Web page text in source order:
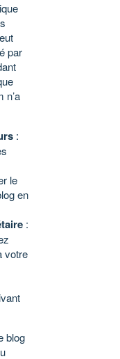
par
n’a
:
le
en
:
votre
blog